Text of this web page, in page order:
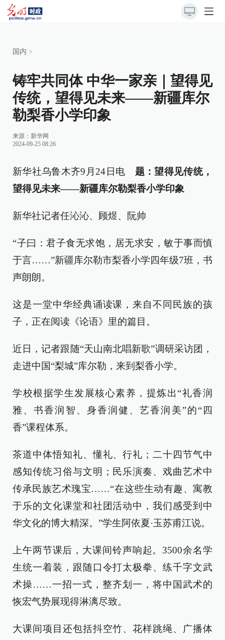
国内 >
铸牢共同体 中华一家亲｜望得见
传统，望得见未来——新疆库尔
勒梨香小学印象
来源： 新华网
2024-09-25 08:26
新华社乌鲁木齐9月24日电 题：望得见传统，
望得见未来——新疆库尔勒梨香小学印象
新华社记者任沁沁、顾煜、阮帅
“子曰：君子食无求饱，居无求安，敏于事而慎
于言……”新疆库尔勒市梨香小学四年级7班，书
声朗朗。
这是一堂中华经典诵读课，来自不同民族的孩
子，正在阅读《论语》里的篇目。
近日，记者跟随“天山南北唱新歌”调研采访团，
走进中国“梨城”库尔勒，来到梨香小学。
学校根据学生发展核心素养，提炼出“礼香润
雅、书香润智、身香润健、艺香润美”的“四
香”课程体系。
茶道中体悟知礼、懂礼、行礼；二十四节气中
感知传统习俗与文明；民乐演奏、戏曲艺术中
传承民族艺术瑰宝……“在这些生动有趣、寓教
于乐的文化课堂和社团活动中，我们感受到中
华文化的博大精深。”学生阿依夏·玉苏甫江说。
上午两节课后，大课间铃声响起。3500余名学
生统一着装，跟随口令打太极拳、练千字文武
术操……一招一式，整齐划一，将中国武术的
恢宏气势展现得淋漓尽致。
大课间项目还包括抖空竹、花样跳绳、广播体